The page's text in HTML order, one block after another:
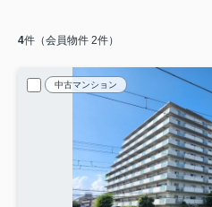
4件（会員物件 2件）
中古マンション